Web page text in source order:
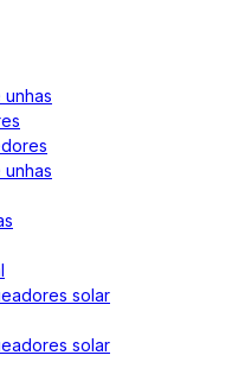
solar
solar